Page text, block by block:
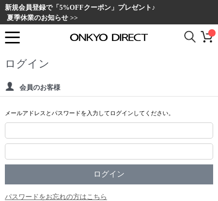
新規会員登録で「5%OFFクーポン」プレゼント♪
夏季休業のお知らせ >>
ログイン
会員のお客様
メールアドレスとパスワードを入力してログインしてください。
パスワードをお忘れの方はこちら